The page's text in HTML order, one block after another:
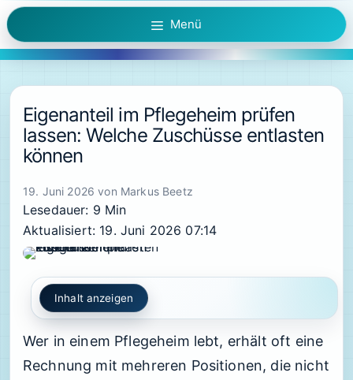
Zum
Inhalt
springen
Menü
Eigenanteil im Pflegeheim prüfen
lassen: Welche Zuschüsse entlasten
können
19. Juni 2026 von Markus Beetz
Lesedauer: 9 Min
Aktualisiert: 19. Juni 2026 07:14
Inhalt anzeigen
Wer in einem Pflegeheim lebt, erhält oft eine
Rechnung mit mehreren Positionen, die nicht